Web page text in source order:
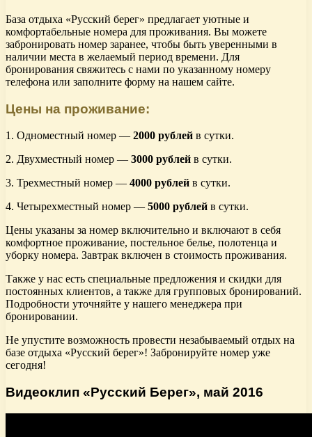
База отдыха «Русский берег» предлагает уютные и
комфортабельные номера для проживания. Вы можете
забронировать номер заранее, чтобы быть уверенными в
наличии места в желаемый период времени. Для
бронирования свяжитесь с нами по указанному номеру
телефона или заполните форму на нашем сайте.
Цены на проживание:
1. Одноместный номер — 2000 рублей в сутки.
2. Двухместный номер — 3000 рублей в сутки.
3. Трехместный номер — 4000 рублей в сутки.
4. Четырехместный номер — 5000 рублей в сутки.
Цены указаны за номер включительно и включают в себя
комфортное проживание, постельное белье, полотенца и
уборку номера. Завтрак включен в стоимость проживания.
Также у нас есть специальные предложения и скидки для
постоянных клиентов, а также для групповых бронирований.
Подробности уточняйте у нашего менеджера при
бронировании.
Не упустите возможность провести незабываемый отдых на
базе отдыха «Русский берег»! Забронируйте номер уже
сегодня!
Видеоклип «Русский Берег», май 2016